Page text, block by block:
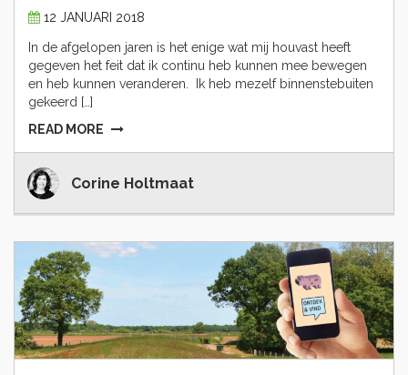
12 JANUARI 2018
In de afgelopen jaren is het enige wat mij houvast heeft
gegeven het feit dat ik continu heb kunnen mee bewegen
en heb kunnen veranderen. Ik heb mezelf binnenstebuiten
gekeerd […]
READ MORE
Corine Holtmaat